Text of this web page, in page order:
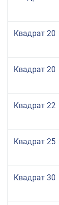
Квадрат 20
Квадрат 20
Квадрат 22
Квадрат 25
Квадрат 30